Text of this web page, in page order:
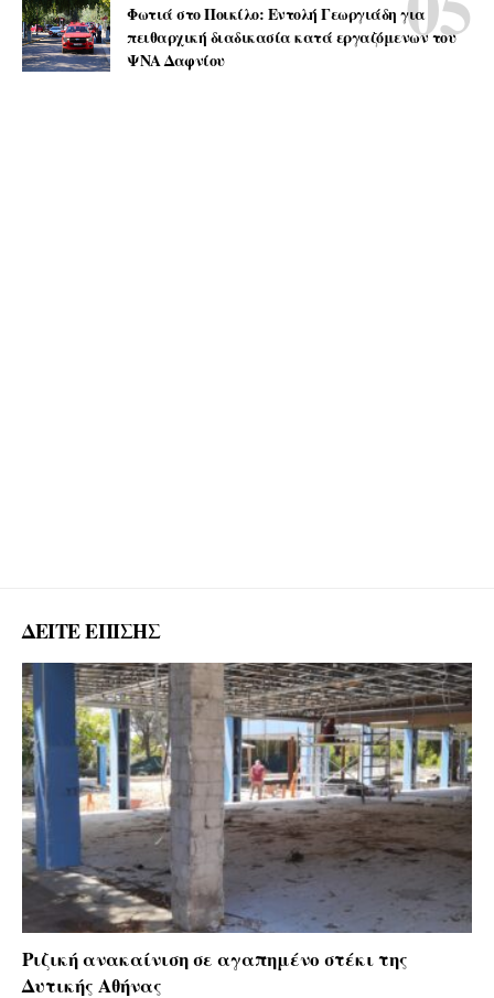
Φωτιά στο Ποικίλο: Εντολή Γεωργιάδη για
πειθαρχική διαδικασία κατά εργαζόμενων του
ΨΝΑ Δαφνίου
ΔΕΙΤΕ ΕΠΙΣΗΣ
Ριζική ανακαίνιση σε αγαπημένο στέκι της
Δυτικής Αθήνας